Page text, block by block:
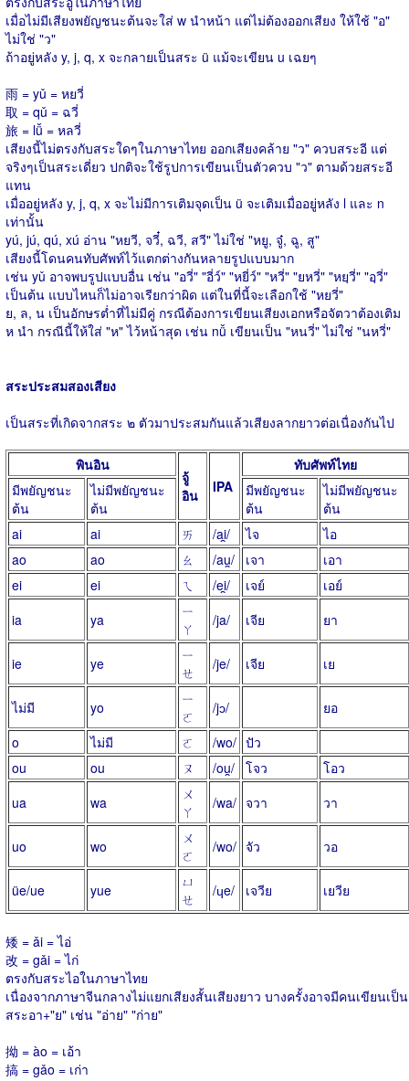
เมื่อไม่มีเสียงพยัญชนะต้นจะใส่ w นำหน้า แต่ไม่ต้องออกเสียง ให้ใช้ "อ"
ไม่ใช่ "ว"
ถ้าอยู่หลัง y, j, q, x จะกลายเป็นสระ ü แม้จะเขียน u เฉยๆ
雨 = yǔ = หยวี่
取 = qǔ = ฉวี่
旅 = lǚ = หลวี่
เสียงนี้ไม่ตรงกับสระใดๆในภาษาไทย ออกเสียงคล้าย "ว" ควบสระอี แต่
จริงๆเป็นสระเดี่ยว ปกติจะใช้รูปการเขียนเป็นตัวควบ "ว" ตามด้วยสระอี
แทน
เมื่ออยู่หลัง y, j, q, x จะไม่มีการเติมจุดเป็น ü จะเติมเมื่ออยู่หลัง l และ n
เท่านั้น
yú, jú, qú, xú อ่าน "หยวี, จวี๋, ฉวี, สวี" ไม่ใช่ "หยู, จู๋, ฉู, สู"
เสียงนี้โดนคนทับศัพท์ไว้แตกต่างกันหลายรูปแบบมาก
เช่น yǔ อาจพบรูปแบบอื่น เช่น "อวี่" "อี่ว์" "หยี่ว์" "หวี่" "ยหวี่" "หยฺวี่" "อฺวี่"
เป็นต้น แบบไหนก็ไม่อาจเรียกว่าผิด แต่ในที่นี้จะเลือกใช้ "หยวี่"
ย, ล, น เป็นอักษรต่ำที่ไม่มีคู่ กรณีต้องการเขียนเสียงเอกหรือจัตวาต้องเติม
ห นำ กรณีนี้ให้ใส่ "ห" ไว้หน้าสุด เช่น nǚ เขียนเป็น "หนวี่" ไม่ใช่ "นหวี่"
สระประสมสองเสียง
เป็นสระที่เกิดจากสระ ๒ ตัวมาประสมกันแล้วเสียงลากยาวต่อเนื่องกันไป
พินอิน
จู้
อิน
IPA
ทับศัพท์ไทย
มีพยัญชนะ
ต้น
ไม่มีพยัญชนะ
ต้น
มีพยัญชนะ
ต้น
ไม่มีพยัญชนะ
ต้น
ai
ai ㄞ /ai̯/ ไจ
ไอ
ao
ao ㄠ /au̯/ เจา
เอา
ei
ei ㄟ /ei̯/ เจย์
เอย์
ia
ya
ㄧ
ㄚ
/ja/ เจีย ยา
ie ye
ㄧ
ㄝ
/je/ เจีย เย
ไม่มี yo
ㄧ
ㄛ
/jɔ/
ยอ
o
ไม่มี ㄛ /wo/ ปัว
ou
ou ㄡ /ou̯/ โจว
โอว
ua
wa
ㄨ
ㄚ
/wa/ จวา วา
uo wo
ㄨ
ㄛ
/wo/ จัว วอ
üe/ue yue
ㄩ
ㄝ
/ɥe/ เจวีย เยวีย
矮 = ǎi = ไอ่
改 = gǎi = ไก่
ตรงกับสระไอในภาษาไทย
เนื่องจากภาษาจีนกลางไม่แยกเสียงสั้นเสียงยาว บางครั้งอาจมีคนเขียนเป็น
สระอา+"ย" เช่น "อ่าย" "ก่าย"
拗 = ào = เอ้า
搞 = gǎo = เก่า